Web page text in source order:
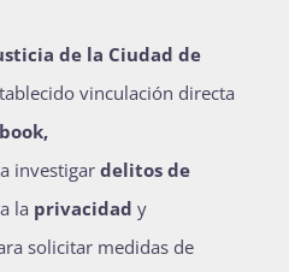
2027-1
de la Ciudad de
vinculación directa
investigar delitos de
la privacidad y
solicitar medidas de